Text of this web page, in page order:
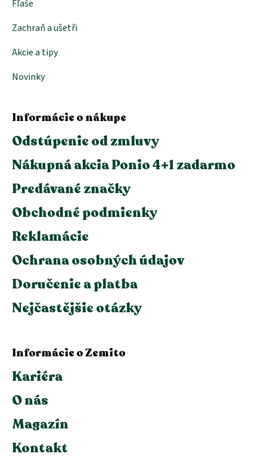
Fľaše
Zachraň a ušetři
Akcie a tipy
Novinky
Informácie o nákupe
Odstúpenie od zmluvy
Nákupná akcia Ponio 4+1 zadarmo
Predávané značky
Obchodné podmienky
Reklamácie
Ochrana osobných údajov
Doručenie a platba
Nejčastějšie otázky
Informácie o Zemito
Kariéra
O nás
Magazín
Kontakt